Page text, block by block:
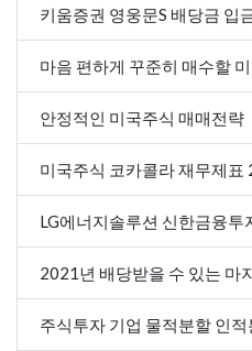
키움증권 영웅문S 배당금 입
마음 편하게 꾸준히 매수할
안정적인 미국주식 매매전략
미국주식 코카콜라 재무제표
LG에너지솔루션 신한금융투
2021년 배당받을 수 있는 마
주식투자 기업 물적분할 인적